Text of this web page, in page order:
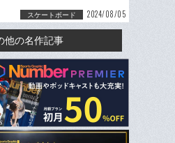
スケートボード 2024/08/05
他の名作記事